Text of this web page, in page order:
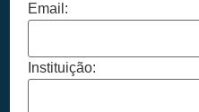
Email:
Instituição: